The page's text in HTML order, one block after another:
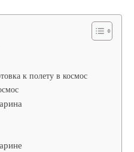
к полету в космос